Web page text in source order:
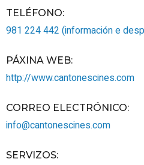
TELÉFONO:
981 224 442 (información e
PÁXINA WEB:
http://www.cantonescines.com
CORREO ELECTRÓNICO:
info@cantonescines.com
SERVIZOS: